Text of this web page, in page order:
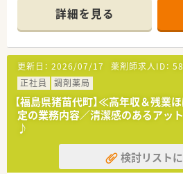
汁125日かつ残業ほぼなし店舗で
◎
■内科、整形外科、眼科メインに
ります。学べる環境でじっくり業
■在宅は施設・居宅両方に取り組
に興味のある方大歓迎です。
■代表取締役も薬剤師として勤務
魅力です◎
詳細を見る
更新日： 2026/07/17 薬剤師求人ID：
正社員
調剤薬局
【福島県猪苗代町】≪高年収＆残業
定の業務内容／清潔感のあるアッ
♪
検討リスト